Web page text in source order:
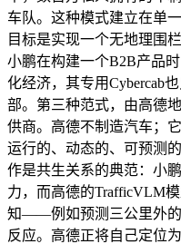
车队。这种模式建立在单
目标是实现一个无地理围
小鹏在构建一个B2B产品
化经济，其专用Cybercab
部。第三种范式，由高德
供商。高德不制造汽车；
运行的、动态的、可预测
作是共生关系的典范：小
力，而高德的TrafficVLM
知——例如预测三公里外的
反应。高德正将自己定位